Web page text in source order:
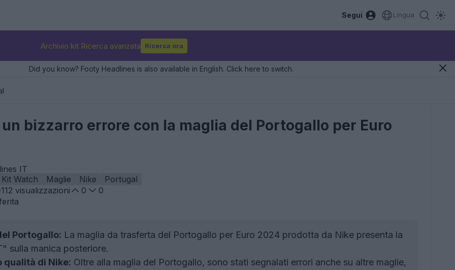
Segui Lingua
Archivio kit Ricerca avanzata Ricerca ora
Did you know? Footy Headlines is also available in English. Click here to switch.
bizzarro errore con la maglia del Portogallo per Euro
IT
Kit Watch Maglie Nike
Portugal
112 visualizzazioni 0
0
Portogallo: La maglia da trasferta del Portogallo per Euro 2024 prodotta da Nike presenta la
sulla manica posteriore.
qualità di Nike: Oltre alla maglia del Portogallo, sono stati segnalati errori anche su altre maglie,